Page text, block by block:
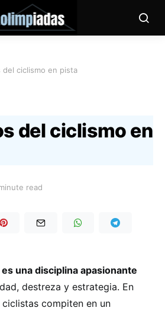
del ciclismo en pista
del ciclismo en
read
una disciplina apasionante
destreza y estrategia. En
compiten en un